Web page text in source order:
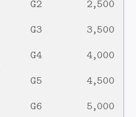
2,500
G2
3,500
G3
4,000
G4
4,500
G5
5,000
G6